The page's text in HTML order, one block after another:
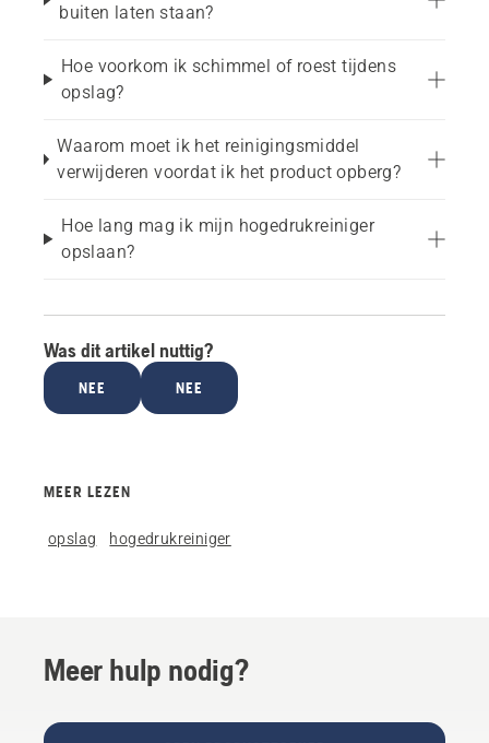
buiten laten staan?
Hoe voorkom ik schimmel of roest tijdens
opslag?
Waarom moet ik het reinigingsmiddel
verwijderen voordat ik het product opberg?
Hoe lang mag ik mijn hogedrukreiniger
opslaan?
Was dit artikel nuttig?
NEE NEE
MEER LEZEN
opslag hogedrukreiniger
Meer hulp nodig?